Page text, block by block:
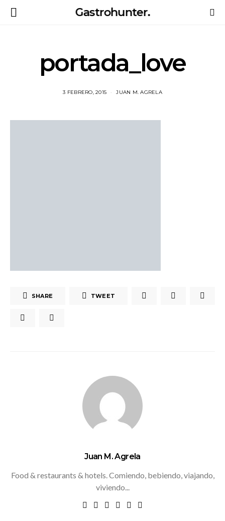
Gastrohunter.
portada_love
3 FEBRERO, 2015 JUAN M. AGRELA
SHARE TWEET
Juan M. Agrela
Food & restaurants & hotels. Comiendo, bebiendo, viajando,
viviendo...